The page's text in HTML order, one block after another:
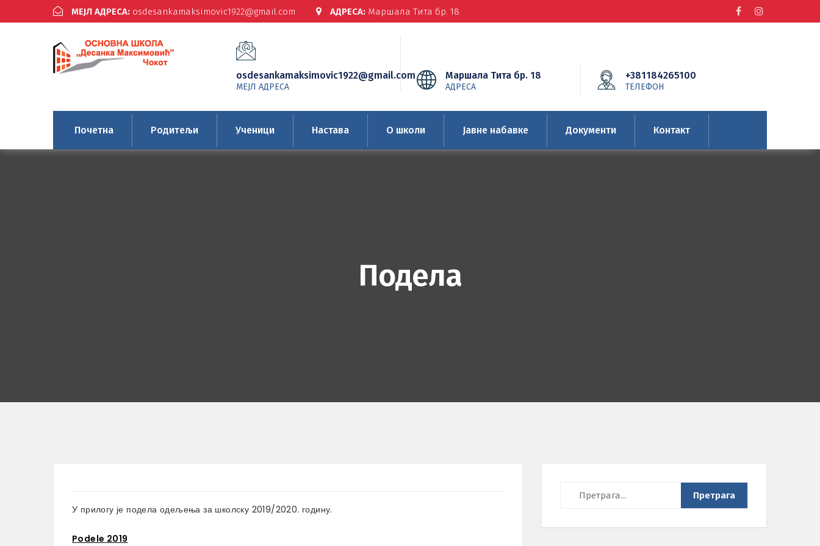
МЕЈЛ АДРЕСА: osdesankamaksimovic1922@gmail.com АДРЕСА: Маршала Тита бр. 18
osdesankamaksimovic1922@gmail.com
МЕЈЛ АДРЕСА
Маршала Тита бр. 18
АДРЕСА
+381184265100
ТЕЛЕФОН
Почетна Родитељи Ученици Настава О школи Јавне набавке Документи Контакт
Подела
У прилогу је подела одељења за школску 2019/2020. годину.
Podele 2019